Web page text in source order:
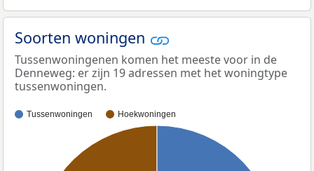
Soorten woningen
Tussenwoningenen komen het meeste voor in de
Denneweg: er zijn 19 adressen met het woningtype
tussenwoningen.
Tussenwoningen Hoekwoningen